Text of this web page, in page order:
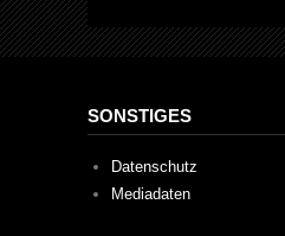
SONSTIGES
Datenschutz
Mediadaten